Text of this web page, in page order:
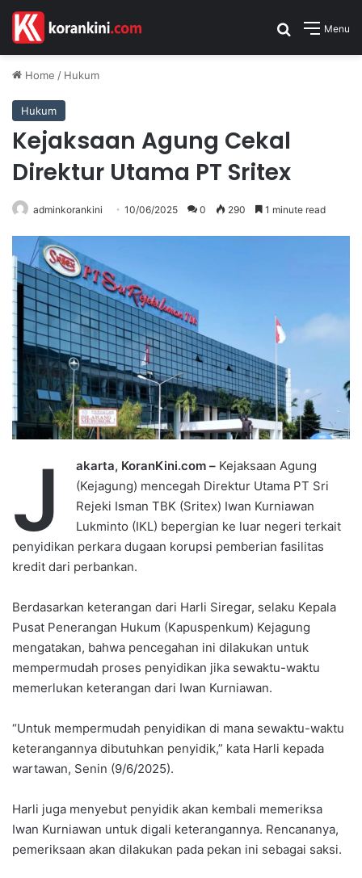
Menu
Search for
Home / Hukum
Hukum
Kejaksaan Agung Cekal
Direktur Utama PT Sritex
adminkorankini 10/06/2025 0 290 1 minute read
J akarta, KoranKini.com – Kejaksaan Agung
(Kejagung) mencegah Direktur Utama PT Sri
Rejeki Isman TBK (Sritex) Iwan Kurniawan
Lukminto (IKL) bepergian ke luar negeri terkait
penyidikan perkara dugaan korupsi pemberian fasilitas
kredit dari perbankan.
Berdasarkan keterangan dari Harli Siregar, selaku Kepala
Pusat Penerangan Hukum (Kapuspenkum) Kejagung
mengatakan, bahwa pencegahan ini dilakukan untuk
mempermudah proses penyidikan jika sewaktu-waktu
memerlukan keterangan dari Iwan Kurniawan.
“Untuk mempermudah penyidikan di mana sewaktu-waktu
keterangannya dibutuhkan penyidik,” kata Harli kepada
wartawan, Senin (9/6/2025).
Harli juga menyebut penyidik akan kembali memeriksa
Iwan Kurniawan untuk digali keterangannya. Rencananya,
pemeriksaan akan dilakukan pada pekan ini sebagai saksi.